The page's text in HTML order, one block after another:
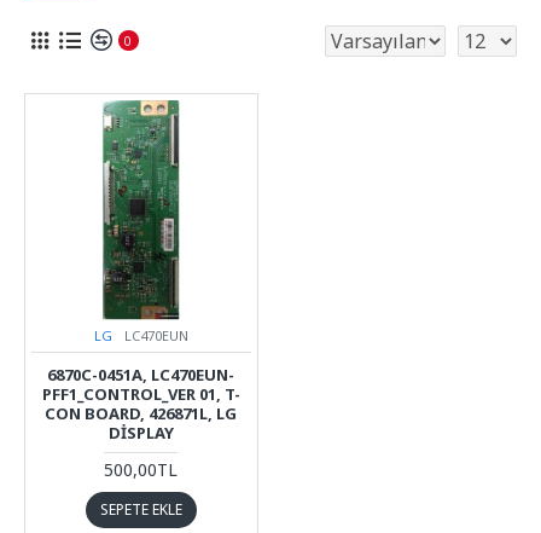
0
LG LC470EUN
6870C-0451A, LC470EUN-
PFF1_CONTROL_VER 01, T-
CON BOARD, 426871L, LG
DISPLAY
500,00TL
SEPETE EKLE